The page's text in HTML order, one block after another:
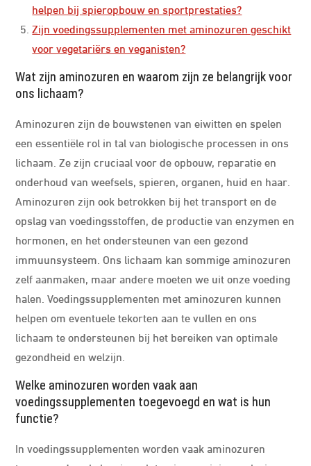
helpen bij spieropbouw en sportprestaties?
Zijn voedingssupplementen met aminozuren geschikt
voor vegetariërs en veganisten?
Wat zijn aminozuren en waarom zijn ze belangrijk voor
ons lichaam?
Aminozuren zijn de bouwstenen van eiwitten en spelen
een essentiële rol in tal van biologische processen in ons
lichaam. Ze zijn cruciaal voor de opbouw, reparatie en
onderhoud van weefsels, spieren, organen, huid en haar.
Aminozuren zijn ook betrokken bij het transport en de
opslag van voedingsstoffen, de productie van enzymen en
hormonen, en het ondersteunen van een gezond
immuunsysteem. Ons lichaam kan sommige aminozuren
zelf aanmaken, maar andere moeten we uit onze voeding
halen. Voedingssupplementen met aminozuren kunnen
helpen om eventuele tekorten aan te vullen en ons
lichaam te ondersteunen bij het bereiken van optimale
gezondheid en welzijn.
Welke aminozuren worden vaak aan
voedingssupplementen toegevoegd en wat is hun
functie?
In voedingssupplementen worden vaak aminozuren